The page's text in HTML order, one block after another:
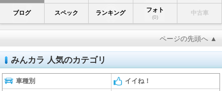
ブログ スペック ランキング フォト
(0)
中古車
ページの先頭へ ▲
みんカラ 人気のカテゴリ
車種別 イイね！